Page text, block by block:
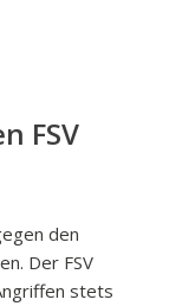
FSV
den
Der FSV
stets